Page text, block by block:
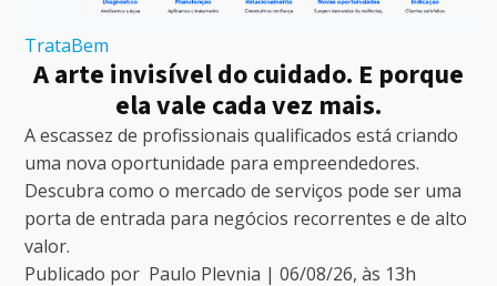
TrataBem
A arte invisível do cuidado. E porque
ela vale cada vez mais.
A escassez de profissionais qualificados está criando
uma nova oportunidade para empreendedores.
Descubra como o mercado de serviços pode ser uma
porta de entrada para negócios recorrentes e de alto
valor.
Publicado por Paulo Plevnia |06/08/26, às 13h